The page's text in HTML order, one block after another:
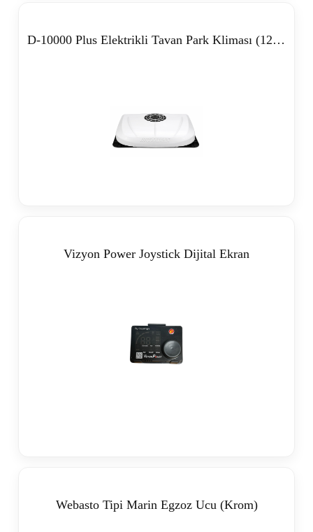
D-10000 Plus Elektrikli Tavan Park Kliması (12V-24V)
Vizyon Power Joystick Dijital Ekran
Webasto Tipi Marin Egzoz Ucu (Krom)